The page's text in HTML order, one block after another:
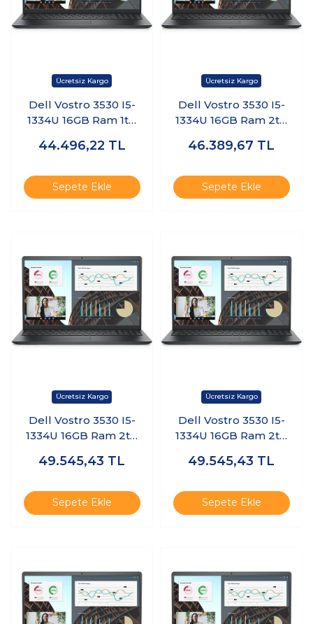
Dell Vostro 3530 I5-
1334U 16GB Ram 1tb
Pro
KT12
44.496,22 TL
Sepete Ekle
Dell Vostro 3530 I5-
1334U 16GB Ram 2tb
N3409PVNB3530U
46.389,67 TL
Sepete Ekle
Dell Vostro 3530 I5-
1334U 16GB Ram 2tb
Home
KT17
49.545,43 TL
Sepete Ekle
Dell Vostro 3530 I5-
1334U 16GB Ram 2tb
Pro
KT18
49.545,43 TL
Sepete Ekle